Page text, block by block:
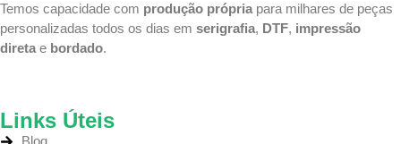
Temos capacidade com produção própria para milhares de peças
personalizadas todos os dias em serigrafia, DTF, impressão
direta e bordado.
Links Úteis